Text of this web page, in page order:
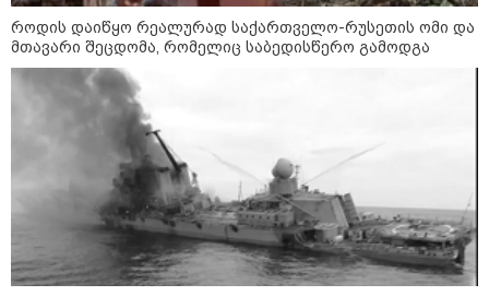
კონფლიქტები
როდის დაიწყო რეალურად საქართველო-რუსეთის ომი და
მთავარი შეცდომა, რომელიც საბედისწერო გამოდგა